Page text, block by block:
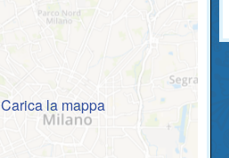
Carica la mappa